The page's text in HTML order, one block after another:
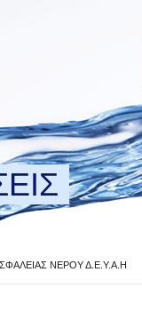
ΝΕΡΟΥ Δ.Ε.Υ.Α.Η